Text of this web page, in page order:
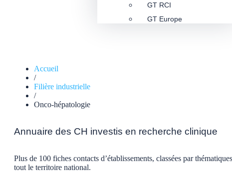
GT RCI
GT Europe
Accueil
/
Filière industrielle
/
Onco-hépatologie
Annuaire des CH investis en recherche clinique
Plus de 100 fiches contacts d’établissements, classées par
tout le territoire national.